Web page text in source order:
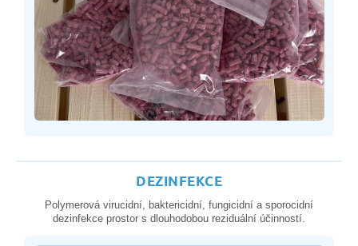
DEZINFEKCE
Polymerová virucidní, baktericidní, fungicidní a sporocidní
dezinfekce prostor s dlouhodobou reziduální účinností.